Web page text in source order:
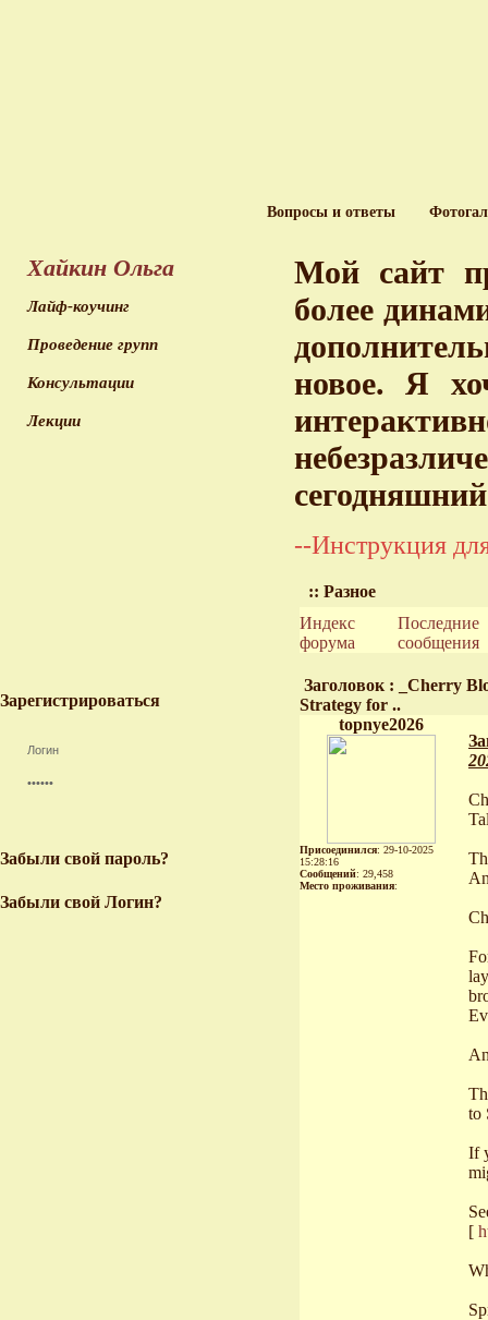
Вопросы и ответы
Хайкин Ольга
Лайф-коучинг
Проведение групп
Консультации
Лекции
Зарегистрироваться
Забыли свой пароль?
Забыли свой Логин?
Мой сайт
более
новое. Я
--Инструкция
:: Разное
Индекс
форума
Последние
сообщения
Заголовок : _Cherry
Strategy for ..
topnye2026
Присоединился: 29-10-2025
15:28:16
Сообщений: 29,458
Место проживания:
to
If
[